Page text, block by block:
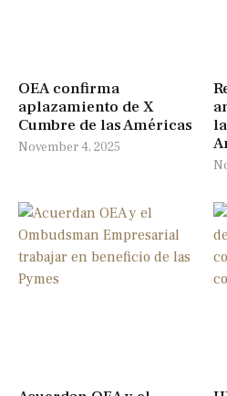
OEA confirma
aplazamiento de X
Cumbre de las Américas
November 4, 2025